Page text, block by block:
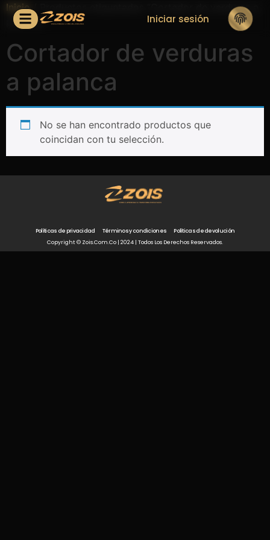
Iniciar sesión
Inicio/ Productos etiquetados “Cortador de verduras a
palanca”
Cortador de verduras
a palanca
No se han encontrado productos que
coincidan con tu selección.
Políticas de privacidad Términos y condiciones
Políticas de devolución
Copyright © Zois.com.co | 2024 | Todos Los Derechos Reservados.